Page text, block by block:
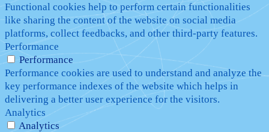
Functional cookies help to perform certain functionalities
like sharing the content of the website on social media
platforms, collect feedbacks, and other third-party features.
Performance
Performance
Performance cookies are used to understand and analyze the
key performance indexes of the website which helps in
delivering a better user experience for the visitors.
Analytics
Analytics